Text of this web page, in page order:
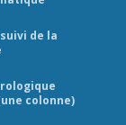
de la
colonne)